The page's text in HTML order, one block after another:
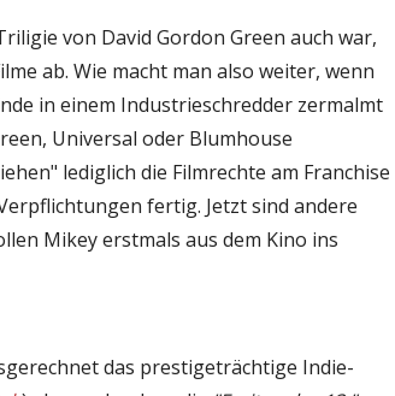
von David Gordon Green auch war,
ab. Wie macht man also weiter, wenn
in einem Industrieschredder zermalmt
Universal oder Blumhouse
lediglich die Filmrechte am Franchise
fertig. Jetzt sind andere
Mikey erstmals aus dem Kino ins
das prestigeträchtige Indie-